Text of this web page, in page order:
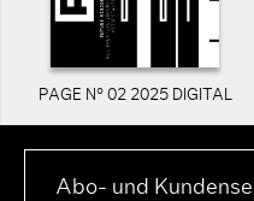
PAGE N° 02 2025 DIGITAL
Abo- und